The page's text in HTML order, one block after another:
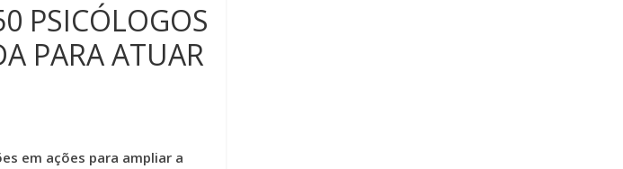
PSICÓLOGOS
PARA ATUAR
em ações para ampliar a